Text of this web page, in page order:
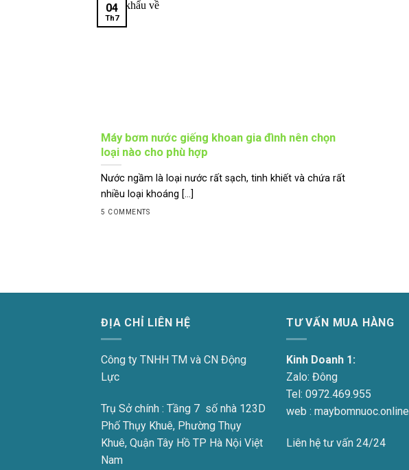
Máy bơm nước giếng khoan gia đình nên chọn
loại nào cho phù hợp
Nước ngầm là loại nước rất sạch, tinh khiết và chứa rất
nhiều loại khoáng [...]
5 COMMENTS
04
Th7
ĐỊA CHỈ LIÊN HỆ
Công ty TNHH TM và CN Động
Lực
Trụ Sở chính : Tầng 7 số nhà 123D
Phố Thụy Khuê, Phường Thụy
Khuê, Quận Tây Hồ TP Hà Nội Việt
Nam
TƯ VẤN MUA HÀNG
Kinh Doanh 1:
Zalo: Đông
Tel: 0972.469.955
web : maybomnuoc.online
Liên hệ tư vấn 24/24